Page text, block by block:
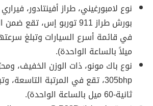
بورش طراز 911 توربو إس، تقع
ميلاً بالساعة الواحدة).
نوع باك مونو، ذات الوزن الخفيف،
ثانية-60 ميل بالساعة الواحدة).